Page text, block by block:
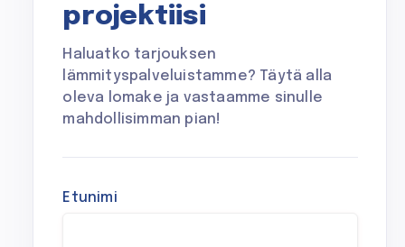
projektiisi
Haluatko tarjouksen
lämmityspalveluistamme? Täytä alla
oleva lomake ja vastaamme sinulle
mahdollisimman pian!
Etunimi